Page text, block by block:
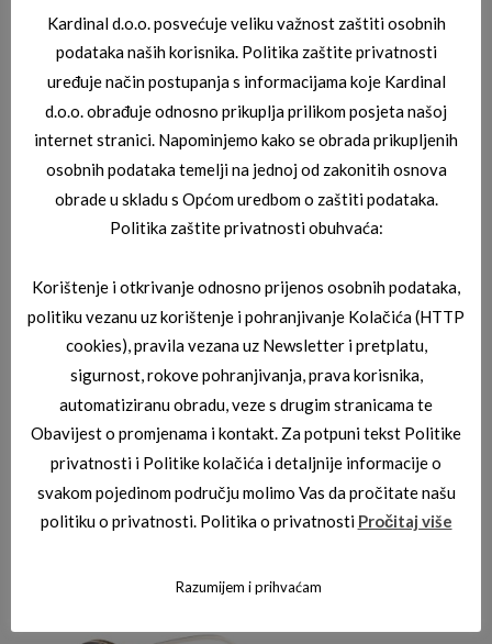
JOOP 08_7242_4605
JOOP 08_7236_4499
Kardinal d.o.o. posvećuje veliku važnost zaštiti osobnih
podataka naših korisnika. Politika zaštite privatnosti
uređuje način postupanja s informacijama koje Kardinal
d.o.o. obrađuje odnosno prikuplja prilikom posjeta našoj
internet stranici. Napominjemo kako se obrada prikupljenih
osobnih podataka temelji na jednoj od zakonitih osnova
obrade u skladu s Općom uredbom o zaštiti podataka.
Politika zaštite privatnosti obuhvaća:
Korištenje i otkrivanje odnosno prijenos osobnih podataka,
politiku vezanu uz korištenje i pohranjivanje Kolačića (HTTP
cookies), pravila vezana uz Newsletter i pretplatu,
sigurnost, rokove pohranjivanja, prava korisnika,
automatiziranu obradu, veze s drugim stranicama te
Obavijest o promjenama i kontakt. Za potpuni tekst Politike
privatnosti i Politike kolačića i detaljnije informacije o
svakom pojedinom području molimo Vas da pročitate našu
politiku o privatnosti. Politika o privatnosti Pročitaj više
Razumijem i prihvaćam